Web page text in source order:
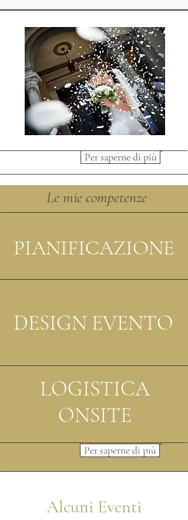
Per saperne di più
Le mie competenze
PIANIFICAZIONE
DESIGN EVENTO
LOGISTICA
ONSITE
Per saperne di più
Alcuni Eventi